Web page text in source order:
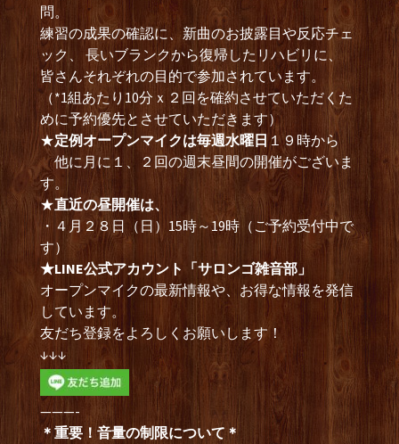
問。
練習の成果の確認に、新曲のお披露目や反応チェ
ック、 長いブランクから復帰したリハビリに、
皆さんそれぞれの目的で参加されています。
（*1組あたり10分ｘ２回を確約させていただくた
めに予約優先とさせていただきます）
★定例オープンマイクは毎週水曜日１９時から
他に月に１、２回の週末昼間の開催がございま
す。
★直近の昼開催は、
・４月２８日（日）15時～19時（ご予約受付中で
す）
★LINE公式アカウント「サロンゴ雑音部」
オープンマイクの最新情報や、お得な情報を発信
しています。
友だち登録をよろしくお願いします！
↓↓↓
———-
＊重要！音量の制限について＊